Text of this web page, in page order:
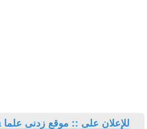
للإعلان على :: موقع زدنى علما zdny3lma ::